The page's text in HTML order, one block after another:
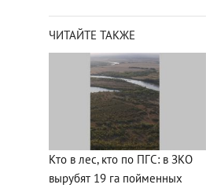
ЧИТАЙТЕ ТАКЖЕ
Кто в лес, кто по ПГС: в ЗКО
вырубят 19 га пойменных